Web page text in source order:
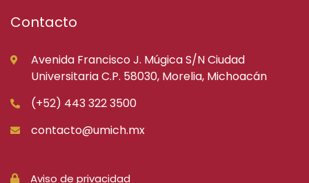
Contacto
Avenida Francisco J. Múgica S/N Ciudad
Universitaria C.P. 58030, Morelia, Michoacán
(+52) 443 322 3500
contacto@umich.mx
Aviso de privacidad